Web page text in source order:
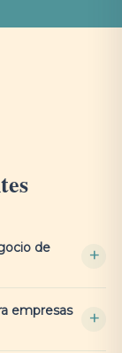
de
empresas